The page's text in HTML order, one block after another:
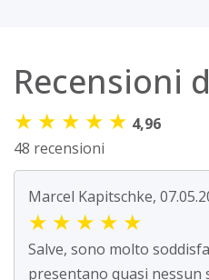
Recensioni
★ ★ ★ ★ ★ 4,96
48 recensioni
Marcel Kapitschke,
★ ★ ★ ★ ★
Salve, sono molto
presentano quasi nessun